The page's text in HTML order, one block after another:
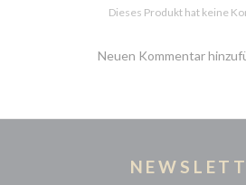
Dieses Produkt hat keine
Neuen Kommentar